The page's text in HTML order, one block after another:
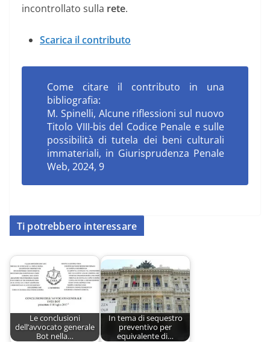
incontrollato sulla rete.
Scarica il contributo
Come citare il contributo in una
bibliografia:
M. Spinelli, Alcune riflessioni sul nuovo
Titolo VIII-bis del Codice Penale e sulle
possibilità di tutela dei beni culturali
immateriali, in Giurisprudenza Penale
Web, 2024, 9
Ti potrebbero interessare
Le conclusioni
dell’avvocato generale
Bot nella…
In tema di sequestro
preventivo per
equivalente di…